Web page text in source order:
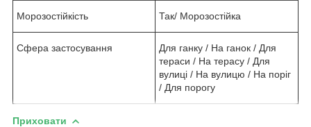
Морозостійкість Так/ Морозостійка
Сфера застосування
Для ганку / На ганок / Для
тераси / На терасу / Для
вулиці / На вулицю / На поріг
/ Для порогу
Приховати